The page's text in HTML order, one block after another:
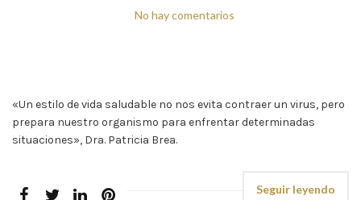
No hay comentarios
«Un estilo de vida saludable no nos evita contraer un virus, pero
prepara nuestro organismo para enfrentar determinadas
situaciones», Dra. Patricia Brea.
Seguir leyendo